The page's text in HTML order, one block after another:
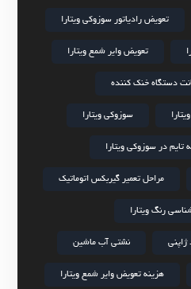
تعویض رادیاتور سوزوکی ویتارا
تعویض وایر شمع ویتارا
دستگاه خنک کننده
سوزوکی ویتارا
تایم در سوزوکی ویتارا
مراحل تعمیر گیربکس اتوماتیک
رنگ ویتارا
نشتی آب ماشین
هزینه تعویض وایر شمع ویتارا